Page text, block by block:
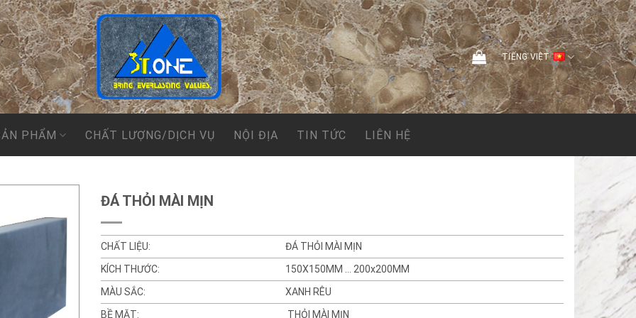
TIẾNG VIỆT
PHẨM CHẤT LƯỢNG/DỊCH VỤ NỘI ĐỊA TIN TỨC LIÊN HỆ
ĐÁ THỎI MÀI MỊN
CHẤT LIỆU:
ĐÁ THỎI MÀI MỊN
KÍCH THƯỚC:
150X150MM … 200x200MM
MÀU SẮC:
XANH RÊU
BỀ MẶT:
THỎI MÀI MỊN